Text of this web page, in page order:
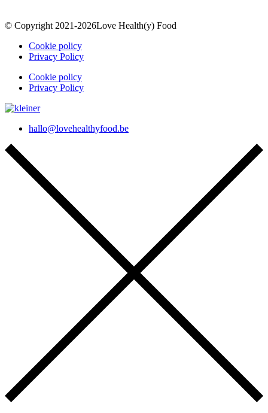
© Copyright 2021-2026Love Health(y) Food
Cookie policy
Privacy Policy
Cookie policy
Privacy Policy
hallo@lovehealthyfood.be